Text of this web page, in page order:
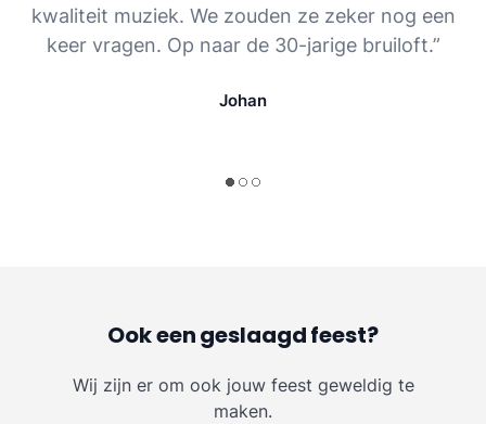
kwaliteit muziek. We zouden ze zeker nog een
keer vragen. Op naar de 30-jarige bruiloft.”
Johan
Ook een geslaagd feest?
Wij zijn er om ook jouw feest geweldig te
maken.